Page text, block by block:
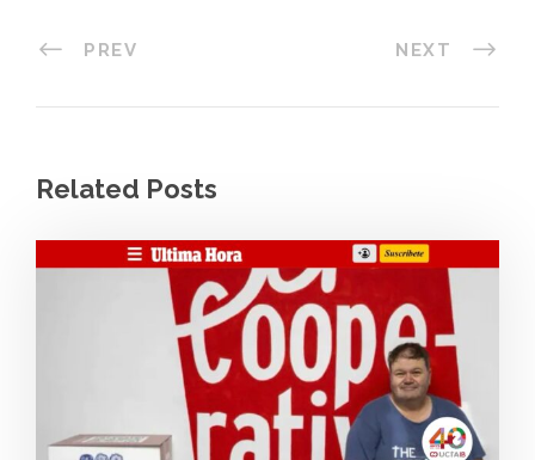
PREV NEXT
Related Posts